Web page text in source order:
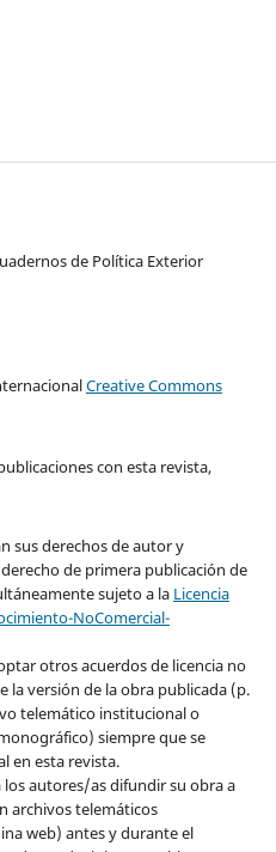
de Política Exterior
Creative Commons
con esta revista,
sus derechos de autor y
de primera publicación de
sujeto a la Licencia
NoComercial-
otros acuerdos de licencia no
la versión de la obra publicada (p.
telemático institucional o
siempre que se
en esta revista.
autores/as difundir su obra a
archivos telemáticos
web) antes y durante el